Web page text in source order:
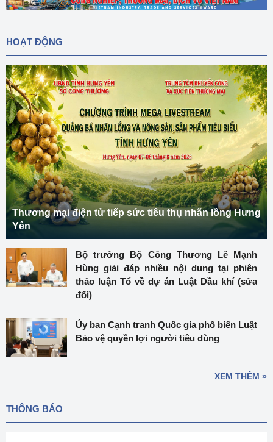
HOẠT ĐỘNG
Thương mại điện tử tiếp sức tiêu thụ nhãn lồng Hưng
Yên
Bộ trưởng Bộ Công Thương Lê Mạnh
Hùng giải đáp nhiều nội dung tại phiên
thảo luận Tổ về dự án Luật Dầu khí (sửa
đổi)
Ủy ban Cạnh tranh Quốc gia phổ biến Luật
Bảo vệ quyền lợi người tiêu dùng
XEM THÊM »
THÔNG BÁO